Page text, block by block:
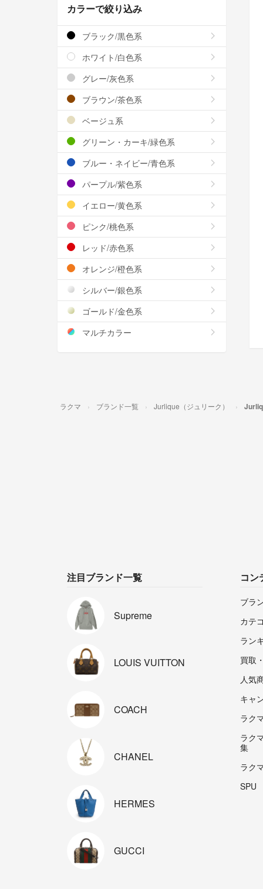
カラーで絞り込み
ブラック/黒色系
ホワイト/白色系
グレー/灰色系
ブラウン/茶色系
ベージュ系
グリーン・カーキ/緑色系
ブルー・ネイビー/青色系
パープル/紫色系
イエロー/黄色系
ピンク/桃色系
レッド/赤色系
オレンジ/橙色系
シルバー/銀色系
ゴールド/金色系
マルチカラー
ラクマ ブランド一覧 Jurlique（ジュリーク）
注目ブランド一覧
Supreme
LOUIS VUITTON
COACH
CHANEL
HERMES
GUCCI
コン
ブラ
カテ
ラン
買取
人気
キャ
ラク
ラク
集
ラク
SPU